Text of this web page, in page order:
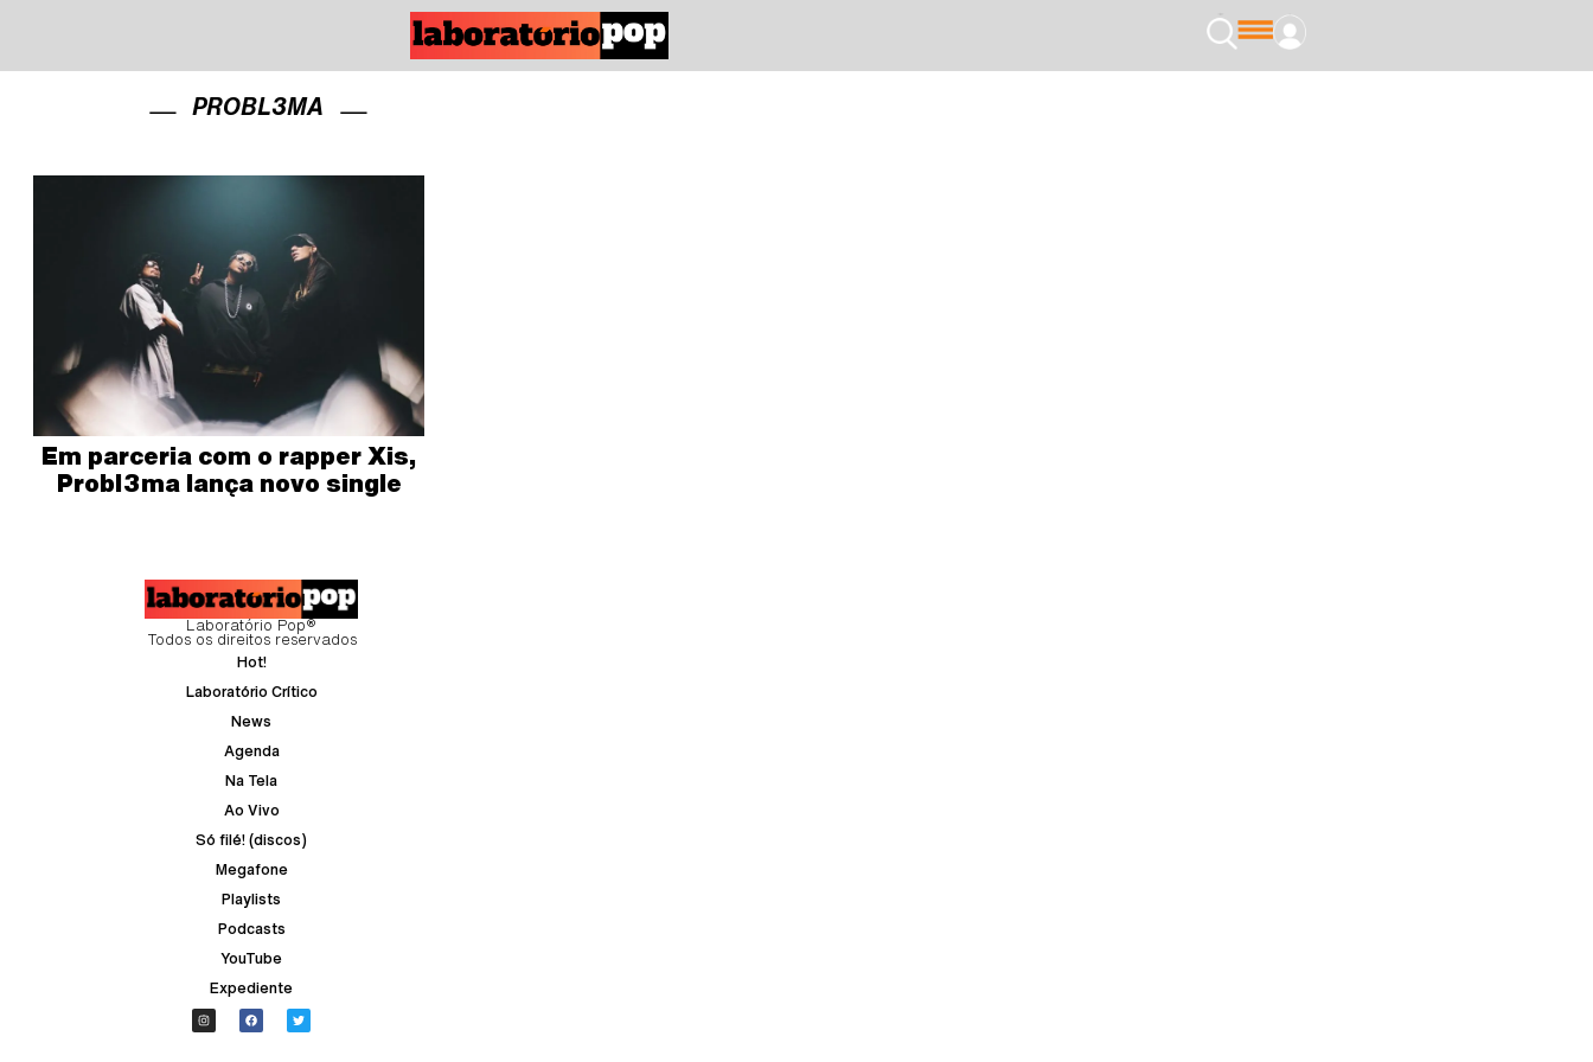
PROBL3MA
Em parceria com o rapper Xis,
Probl3ma lança novo single
Laboratório Pop®
Todos os direitos reservados
Hot!
Laboratório Crítico
News
Agenda
Na Tela
Ao Vivo
Só filé! (discos)
Megafone
Playlists
Podcasts
YouTube
Expediente